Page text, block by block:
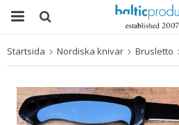
Startsida Nordiska knivar Brusletto